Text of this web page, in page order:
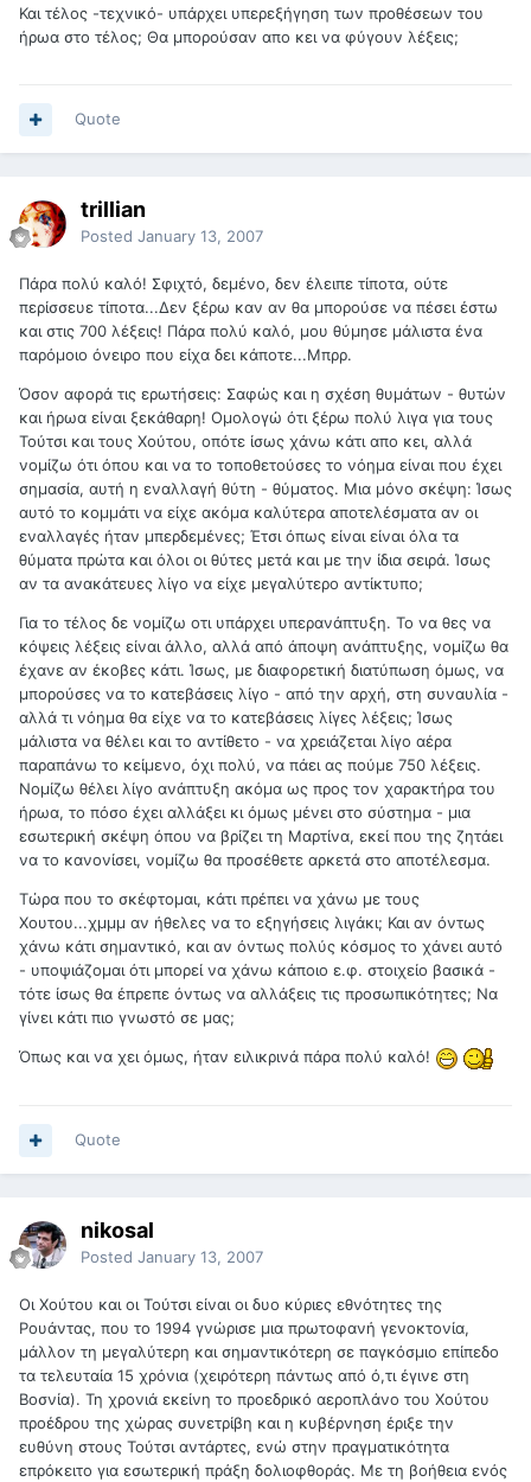
Και τέλος -τεχνικό- υπάρχει υπερεξήγηση των προθέσεων του
ήρωα στο τέλος; Θα μπορούσαν απο κει να φύγουν λέξεις;
Quote
trillian
Posted January 13, 2007
Πάρα πολύ καλό! Σφιχτό, δεμένο, δεν έλειπε τίποτα, ούτε
περίσσευε τίποτα...Δεν ξέρω καν αν θα μπορούσε να πέσει έστω
και στις 700 λέξεις! Πάρα πολύ καλό, μου θύμησε μάλιστα ένα
παρόμοιο όνειρο που είχα δει κάποτε...Μπρρ.
Όσον αφορά τις ερωτήσεις: Σαφώς και η σχέση θυμάτων - θυτών
και ήρωα είναι ξεκάθαρη! Ομολογώ ότι ξέρω πολύ λιγα για τους
Τούτσι και τους Χούτου, οπότε ίσως χάνω κάτι απο κει, αλλά
νομίζω ότι όπου και να το τοποθετούσες το νόημα είναι που έχει
σημασία, αυτή η εναλλαγή θύτη - θύματος. Μια μόνο σκέψη: Ίσως
αυτό το κομμάτι να είχε ακόμα καλύτερα αποτελέσματα αν οι
εναλλαγές ήταν μπερδεμένες; Έτσι όπως είναι είναι όλα τα
θύματα πρώτα και όλοι οι θύτες μετά και με την ίδια σειρά. Ίσως
αν τα ανακάτευες λίγο να είχε μεγαλύτερο αντίκτυπο;
Για το τέλος δε νομίζω οτι υπάρχει υπερανάπτυξη. Το να θες να
κόψεις λέξεις είναι άλλο, αλλά από άποψη ανάπτυξης, νομίζω θα
έχανε αν έκοβες κάτι. Ίσως, με διαφορετική διατύπωση όμως, να
μπορούσες να το κατεβάσεις λίγο - από την αρχή, στη συναυλία -
αλλά τι νόημα θα είχε να το κατεβάσεις λίγες λέξεις; Ίσως
μάλιστα να θέλει και το αντίθετο - να χρειάζεται λίγο αέρα
παραπάνω το κείμενο, όχι πολύ, να πάει ας πούμε 750 λέξεις.
Νομίζω θέλει λίγο ανάπτυξη ακόμα ως προς τον χαρακτήρα του
ήρωα, το πόσο έχει αλλάξει κι όμως μένει στο σύστημα - μια
εσωτερική σκέψη όπου να βρίζει τη Μαρτίνα, εκεί που της ζητάει
να το κανονίσει, νομίζω θα προσέθετε αρκετά στο αποτέλεσμα.
Τώρα που το σκέφτομαι, κάτι πρέπει να χάνω με τους
Χουτου...χμμμ αν ήθελες να το εξηγήσεις λιγάκι; Και αν όντως
χάνω κάτι σημαντικό, και αν όντως πολύς κόσμος το χάνει αυτό
- υποψιάζομαι ότι μπορεί να χάνω κάποιο ε.φ. στοιχείο βασικά -
τότε ίσως θα έπρεπε όντως να αλλάξεις τις προσωπικότητες; Να
γίνει κάτι πιο γνωστό σε μας;
Όπως και να χει όμως, ήταν ειλικρινά πάρα πολύ καλό!
Quote
nikosal
Posted January 13, 2007
Οι Χούτου και οι Τούτσι είναι οι δυο κύριες εθνότητες της
Ρουάντας, που το 1994 γνώρισε μια πρωτοφανή γενοκτονία,
μάλλον τη μεγαλύτερη και σημαντικότερη σε παγκόσμιο επίπεδο
τα τελευταία 15 χρόνια (χειρότερη πάντως από ό,τι έγινε στη
Βοσνία). Τη χρονιά εκείνη το προεδρικό αεροπλάνο του Χούτου
προέδρου της χώρας συνετρίβη και η κυβέρνηση έριξε την
ευθύνη στους Τούτσι αντάρτες, ενώ στην πραγματικότητα
επρόκειτο για εσωτερική πράξη δολιοφθοράς. Με τη βοήθεια ενός